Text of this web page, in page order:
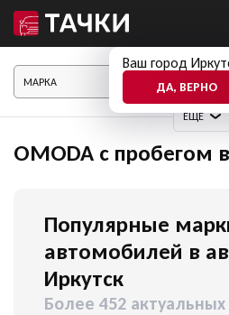
Ваш город
ДА, ВЕРНО
ЕЩЕ
OMODA с пробегом
Популярные
автомобилей в
Иркутск
Более 452 актуальных